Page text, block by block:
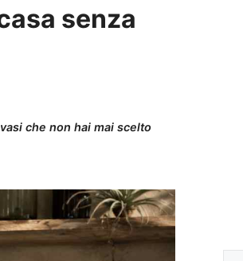
senza
che non hai mai scelto